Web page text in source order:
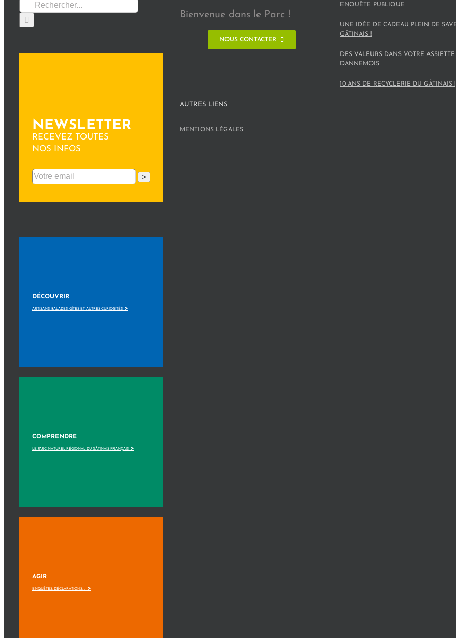
NEWSLETTER
RECEVEZ TOUTES
NOS INFOS
>
DÉCOUVRIR
ARTISANS, BALADES, GÎTES ET AUTRES CURIOSITÉS >
COMPRENDRE
LE PARC NATUREL RÉGIONAL DU GÂTINAIS FRANÇAIS >
AGIR
ENQUÊTES, DÉCLARATIONS, ... >
Bienvenue dans le Parc !
NOUS CONTACTER
ENQUÊTE PUBLIQUE
UNE IDÉE DE CADEAU PLEIN DE
GÂTINAIS !
DES VALEURS DANS VOTRE
DANNEMOIS
10 ANS DE RECYCLERIE DU GÂTINAIS !
AUTRES LIENS
MENTIONS LÉGALES